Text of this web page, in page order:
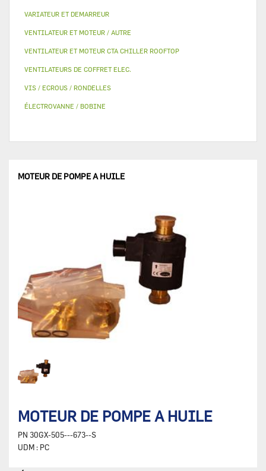
VARIATEUR ET DEMARREUR
VENTILATEUR ET MOTEUR / AUTRE
VENTILATEUR ET MOTEUR CTA CHILLER ROOFTOP
VENTILATEURS DE COFFRET ELEC.
VIS / ECROUS / RONDELLES
ÉLECTROVANNE / BOBINE
MOTEUR DE POMPE A HUILE
MOTEUR DE POMPE A HUILE
PN 30GX-505---673--S
UDM : PC